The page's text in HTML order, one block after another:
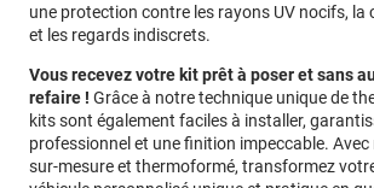
une protection contre les rayons UV nocifs, la
et les regards indiscrets.
Vous recevez votre kit prêt à poser et sans
refaire ! Grâce à notre technique unique de
kits sont également faciles à installer,
professionnel et une finition impeccable.
sur-mesure et thermoformé, transformez